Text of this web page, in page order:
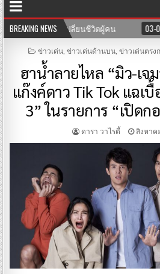
BREAKING NEWS
เปิดแล้ว! คลินิก TNH แพทย์แผนจีนแ
POSTED
IN
ข่าวเด่น, ข่าวเด่นด้านบน, ข่าวเด่นตรง
ฮาน้ำลายไหล “มิว-เจ
แก๊งค์ดาว Tik Tok แฉเ
3” ในรายการ “เปิดก
ดารา วาไรตี้ สิงหาค